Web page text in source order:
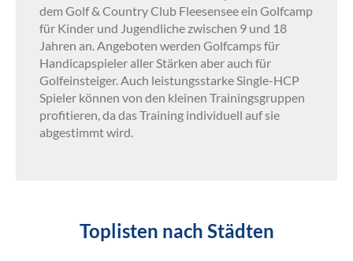
dem Golf & Country Club Fleesensee ein Golfcamp
für Kinder und Jugendliche zwischen 9 und 18
Jahren an. Angeboten werden Golfcamps für
Handicapspieler aller Stärken aber auch für
Golfeinsteiger. Auch leistungsstarke Single-HCP
Spieler können von den kleinen Trainingsgruppen
profitieren, da das Training individuell auf sie
abgestimmt wird.
Toplisten nach Städten